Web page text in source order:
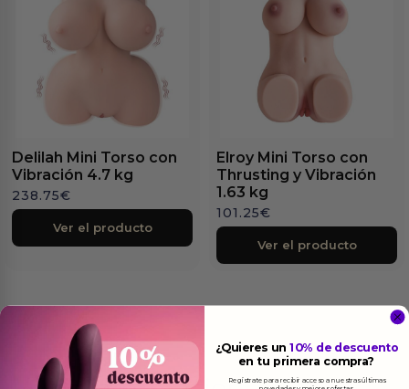
Delilah Mini Torso con
Vibración 4.7 kg
238.75€
Ver el producto
Elroy Mini Torso con
Thrusting y Vibración
1.63 kg
101.25€
Ver el producto
¿Quieres un10% de descuento
en tu primera compra?
Regístrate para recibir acceso a nuestras últimas